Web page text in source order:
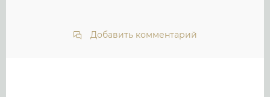
Добавить комментарий